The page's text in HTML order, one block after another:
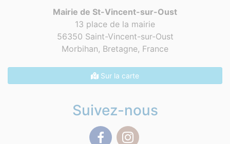
Mairie de St-Vincent-sur-Oust
13 place de la mairie
56350 Saint-Vincent-sur-Oust
Morbihan, Bretagne, France
Sur la carte
Suivez-nous